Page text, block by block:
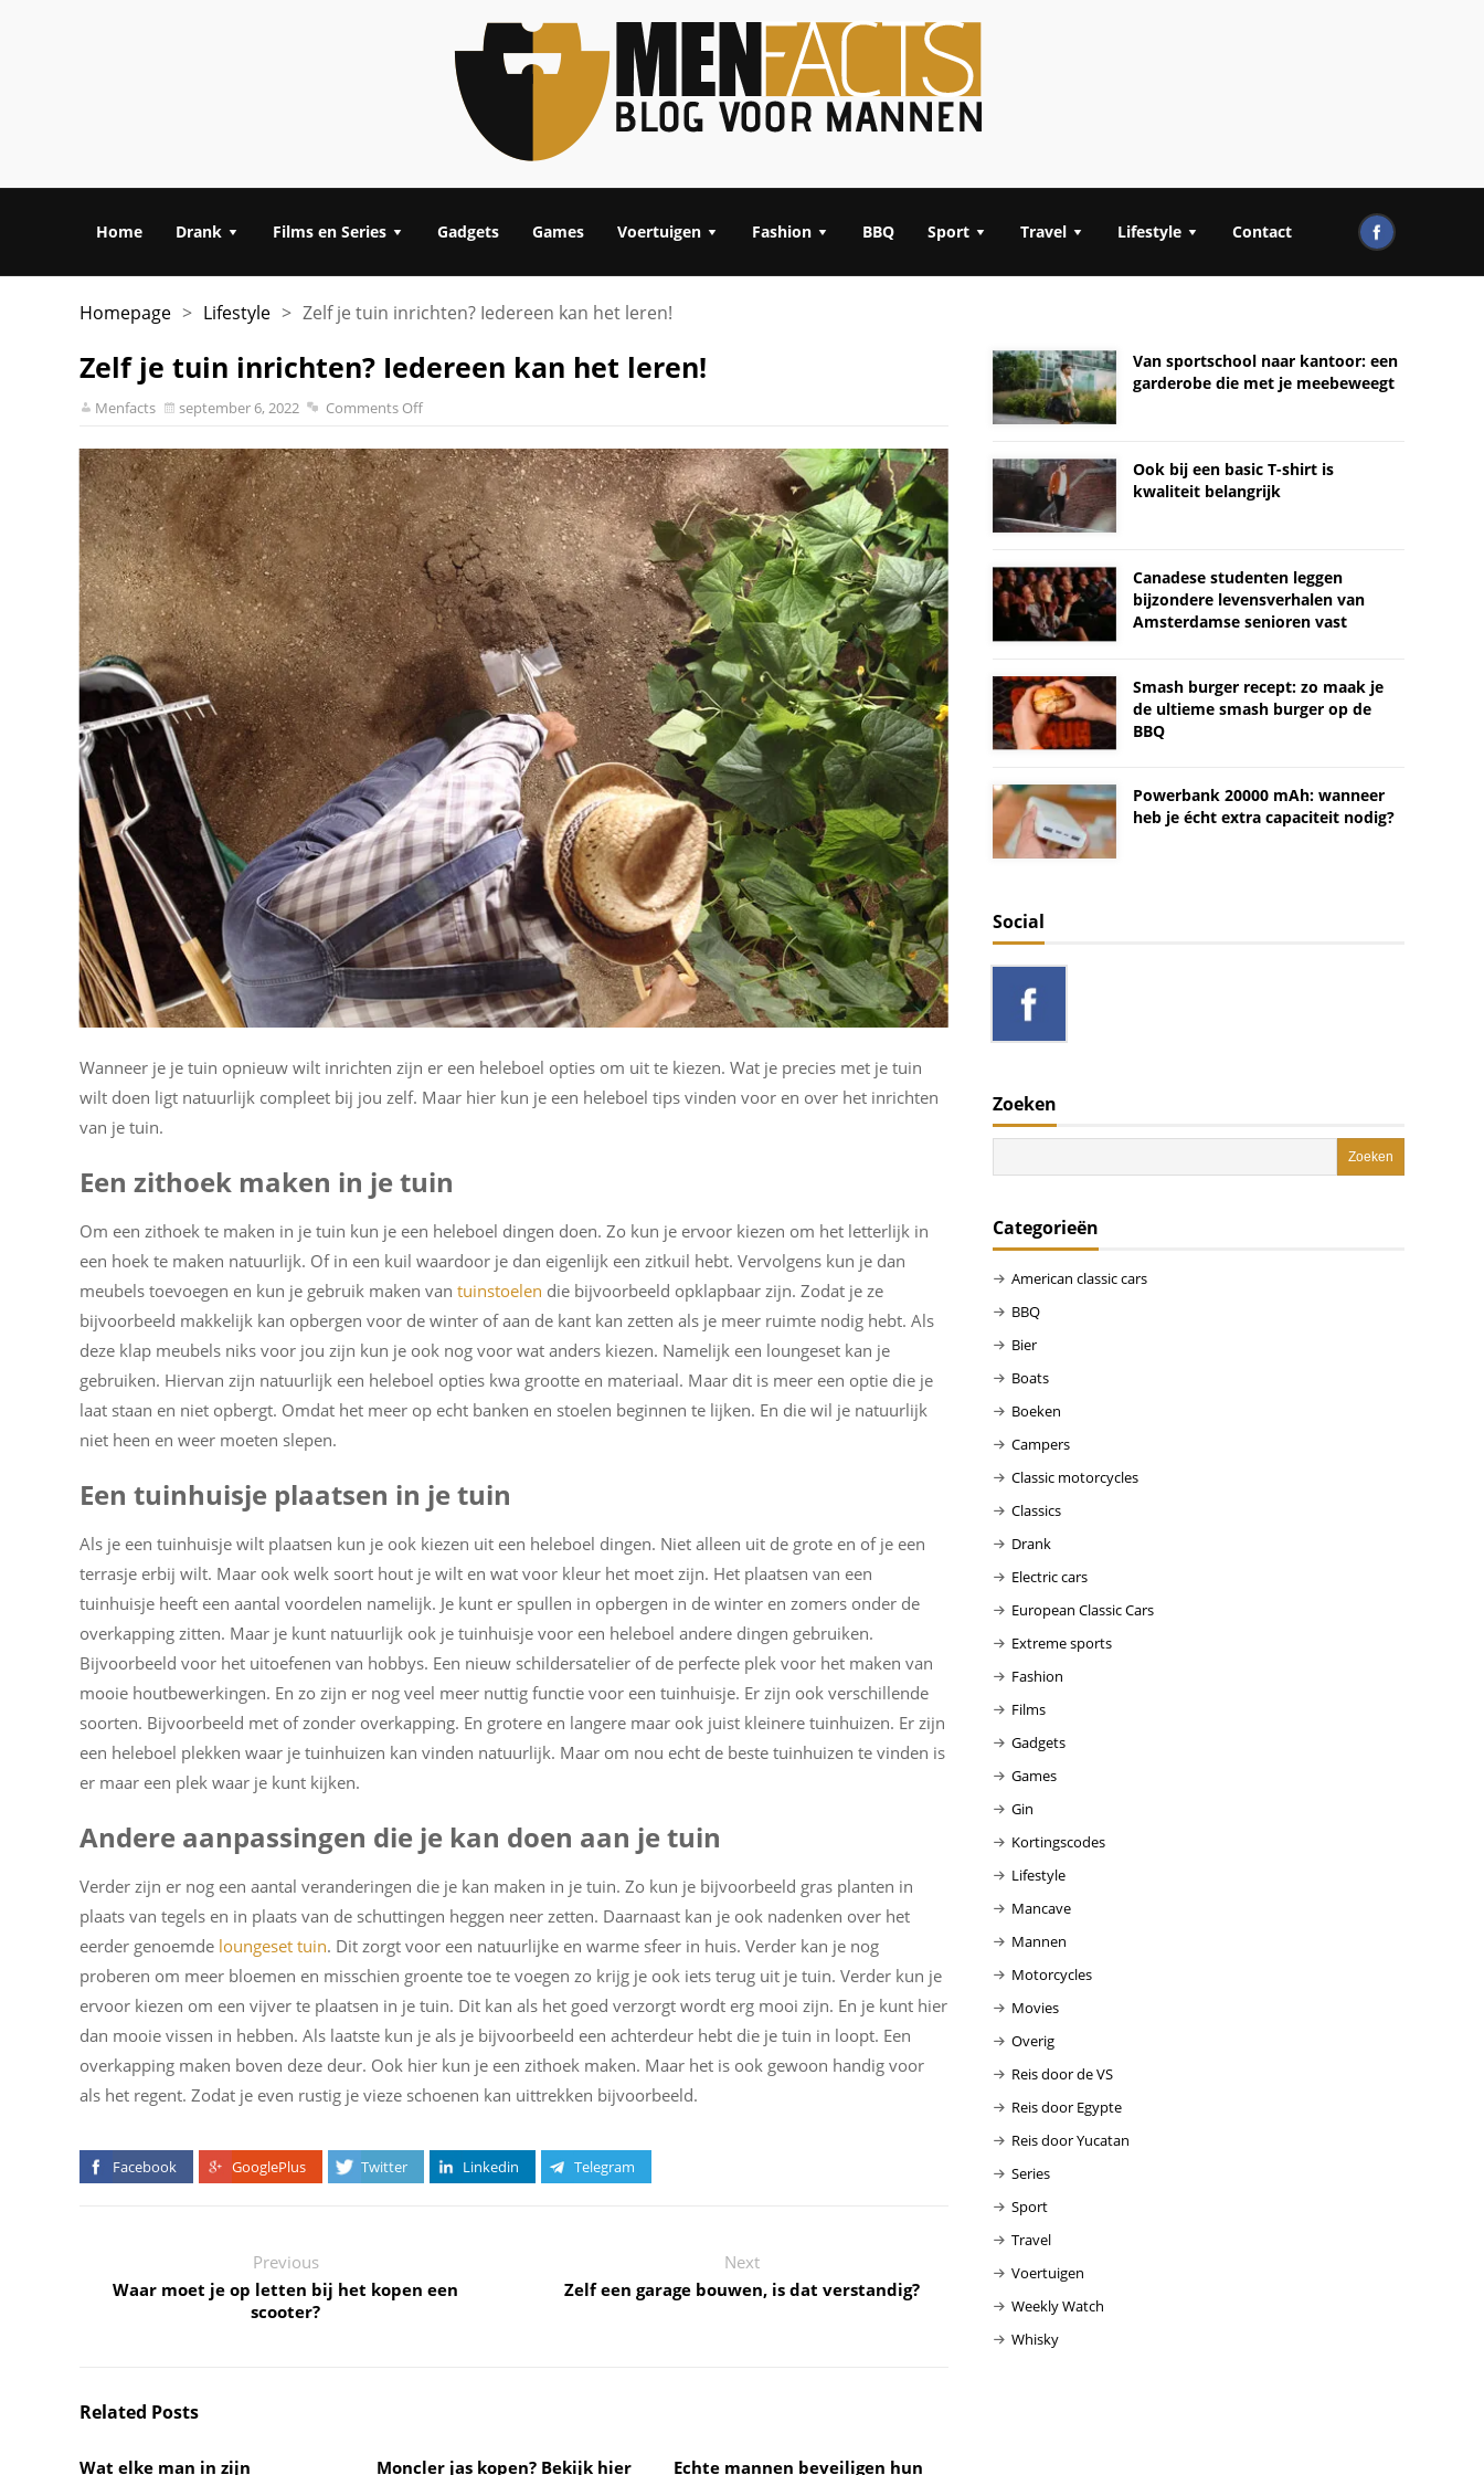
Home Drank Films en Series Gadgets Games Voertuigen Fashion BBQ Sport Travel Lifestyle Contact
Homepage > Lifestyle > Zelf je tuin inrichten? Iedereen kan het leren!
Zelf je tuin inrichten? Iedereen kan het leren!
Menfacts september 6, 2022 Comments Off
Wanneer je je tuin opnieuw wilt inrichten zijn er een heleboel opties om uit te kiezen. Wat je precies met je tuin
wilt doen ligt natuurlijk compleet bij jou zelf. Maar hier kun je een heleboel tips vinden voor en over het inrichten
van je tuin.
Een zithoek maken in je tuin
Om een zithoek te maken in je tuin kun je een heleboel dingen doen. Zo kun je ervoor kiezen om het letterlijk in
een hoek te maken natuurlijk. Of in een kuil waardoor je dan eigenlijk een zitkuil hebt. Vervolgens kun je dan
meubels toevoegen en kun je gebruik maken van tuinstoelen die bijvoorbeeld opklapbaar zijn. Zodat je ze
bijvoorbeeld makkelijk kan opbergen voor de winter of aan de kant kan zetten als je meer ruimte nodig hebt. Als
deze klap meubels niks voor jou zijn kun je ook nog voor wat anders kiezen. Namelijk een loungeset kan je
gebruiken. Hiervan zijn natuurlijk een heleboel opties kwa grootte en materiaal. Maar dit is meer een optie die je
laat staan en niet opbergt. Omdat het meer op echt banken en stoelen beginnen te lijken. En die wil je natuurlijk
niet heen en weer moeten slepen.
Een tuinhuisje plaatsen in je tuin
Als je een tuinhuisje wilt plaatsen kun je ook kiezen uit een heleboel dingen. Niet alleen uit de grote en of je een
terrasje erbij wilt. Maar ook welk soort hout je wilt en wat voor kleur het moet zijn. Het plaatsen van een
tuinhuisje heeft een aantal voordelen namelijk. Je kunt er spullen in opbergen in de winter en zomers onder de
overkapping zitten. Maar je kunt natuurlijk ook je tuinhuisje voor een heleboel andere dingen gebruiken.
Bijvoorbeeld voor het uitoefenen van hobbys. Een nieuw schildersatelier of de perfecte plek voor het maken van
mooie houtbewerkingen. En zo zijn er nog veel meer nuttig functie voor een tuinhuisje. Er zijn ook verschillende
soorten. Bijvoorbeeld met of zonder overkapping. En grotere en langere maar ook juist kleinere tuinhuizen. Er zijn
een heleboel plekken waar je tuinhuizen kan vinden natuurlijk. Maar om nou echt de beste tuinhuizen te vinden is
er maar een plek waar je kunt kijken.
Andere aanpassingen die je kan doen aan je tuin
Verder zijn er nog een aantal veranderingen die je kan maken in je tuin. Zo kun je bijvoorbeeld gras planten in
plaats van tegels en in plaats van de schuttingen heggen neer zetten. Daarnaast kan je ook nadenken over het
eerder genoemde loungeset tuin. Dit zorgt voor een natuurlijke en warme sfeer in huis. Verder kan je nog
proberen om meer bloemen en misschien groente toe te voegen zo krijg je ook iets terug uit je tuin. Verder kun je
ervoor kiezen om een vijver te plaatsen in je tuin. Dit kan als het goed verzorgt wordt erg mooi zijn. En je kunt hier
dan mooie vissen in hebben. Als laatste kun je als je bijvoorbeeld een achterdeur hebt die je tuin in loopt. Een
overkapping maken boven deze deur. Ook hier kun je een zithoek maken. Maar het is ook gewoon handig voor
als het regent. Zodat je even rustig je vieze schoenen kan uittrekken bijvoorbeeld.
Facebook GooglePlus Twitter Linkedin Telegram
Previous
Waar moet je op letten bij het kopen een
scooter?
Next
Zelf een garage bouwen, is dat verstandig?
Related Posts
Wat elke man in zijn Moncler jas kopen? Bekijk hier Echte mannen beveiligen hun
Van sportschool naar kantoor: een
garderobe die met je meebeweegt
Ook bij een basic T-shirt is
kwaliteit belangrijk
Canadese studenten leggen
bijzondere levensverhalen van
Amsterdamse senioren vast
Smash burger recept: zo maak je
de ultieme smash burger op de
BBQ
Powerbank 20000 mAh: wanneer
heb je écht extra capaciteit nodig?
Social
Zoeken
Categorieën
American classic cars
BBQ
Bier
Boats
Boeken
Campers
Classic motorcycles
Classics
Drank
Electric cars
European Classic Cars
Extreme sports
Fashion
Films
Gadgets
Games
Gin
Kortingscodes
Lifestyle
Mancave
Mannen
Motorcycles
Movies
Overig
Reis door de VS
Reis door Egypte
Reis door Yucatan
Series
Sport
Travel
Voertuigen
Weekly Watch
Whisky